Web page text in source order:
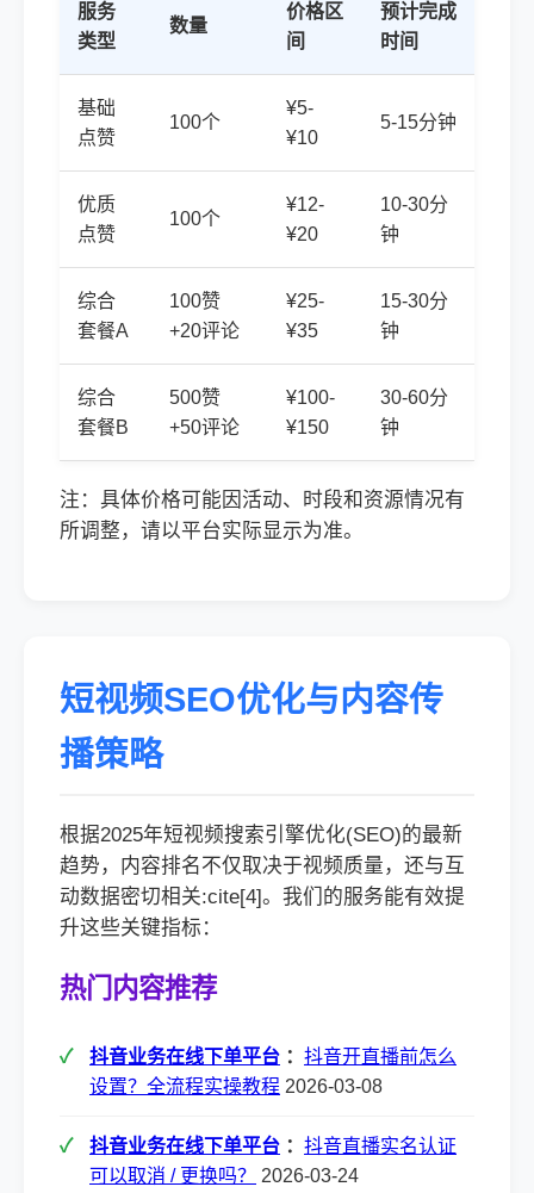
服务
类型
数量
价格区
间
预计完成
时间
基础
点赞
100个
¥5-
¥10
5-15分钟
优质
点赞
100个
¥12-
¥20
10-30分
钟
综合
套餐A
100赞
+20评论
¥25-
¥35
15-30分
钟
综合
套餐B
500赞
+50评论
¥100-
¥150
30-60分
钟
注：具体价格可能因活动、时段和资源情况有
所调整，请以平台实际显示为准。
短视频SEO优化与内容传
播策略
根据2025年短视频搜索引擎优化(SEO)的最新
趋势，内容排名不仅取决于视频质量，还与互
动数据密切相关:cite[4]。我们的服务能有效提
升这些关键指标：
热门内容推荐
抖音业务在线下单平台 ： 抖音开直播前怎么
设置？全流程实操教程 2026-03-08
抖音业务在线下单平台 ： 抖音直播实名认证
可以取消 / 更换吗？
2026-03-24